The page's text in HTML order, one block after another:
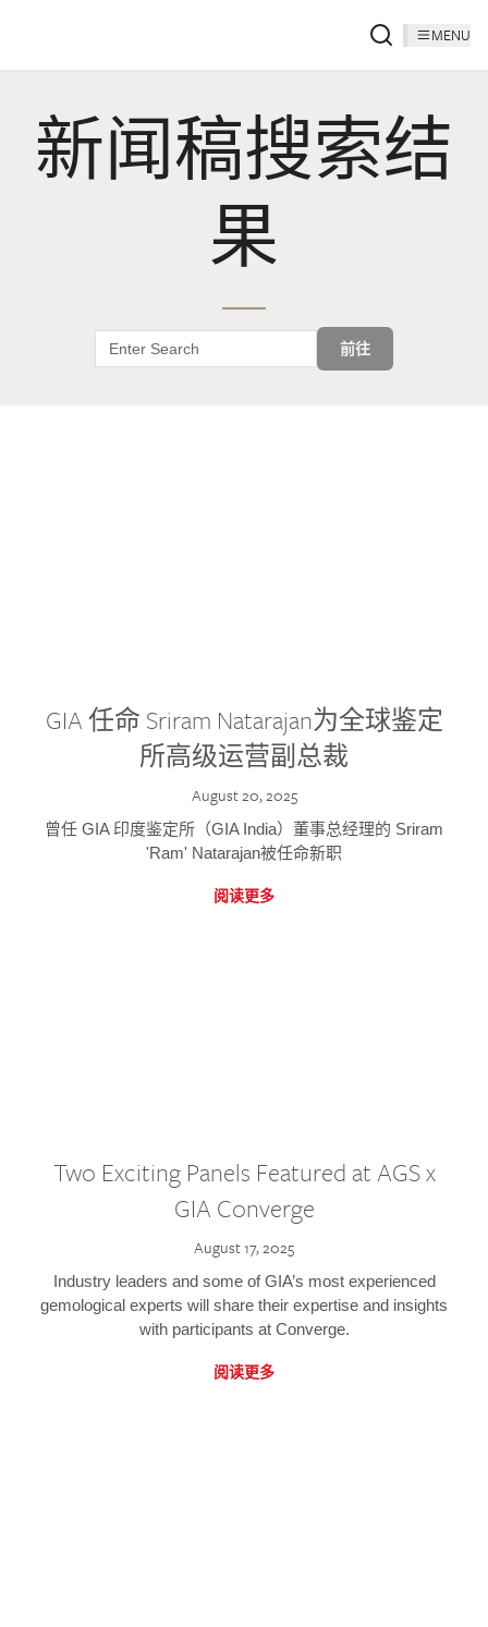
MENU
新闻稿搜索结
果
前往
GIA 任命 Sriram Natarajan为全球鉴定
所高级运营副总裁
August 20, 2025
曾任 GIA 印度鉴定所（GIA India）董事总经理的 Sriram
'Ram' Natarajan被任命新职
阅读更多
Two Exciting Panels Featured at AGS x
GIA Converge
August 17, 2025
Industry leaders and some of GIA’s most experienced
gemological experts will share their expertise and insights
with participants at Converge.
阅读更多